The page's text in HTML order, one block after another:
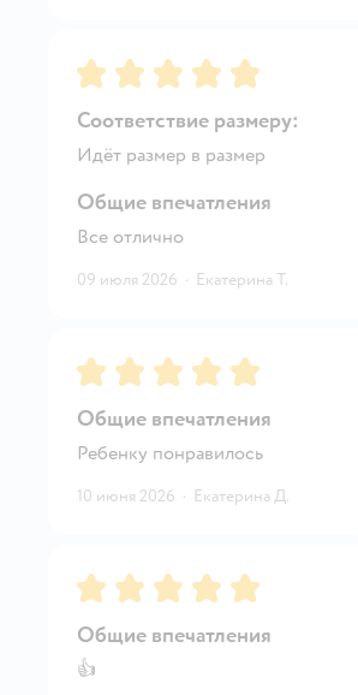
Рейтинг:5
Соответствие размеру:
Идёт размер в размер
Общие впечатления
Все отлично
09 июля 2026 · Екатерина Т.
Рейтинг:5
Общие впечатления
Ребенку понравилось
10 июня 2026 · Екатерина Д.
Рейтинг:5
Общие впечатления
👍